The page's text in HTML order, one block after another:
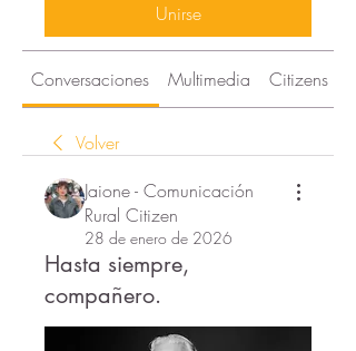
Unirse
Conversaciones Multimedia Citizens
Volver
Jaione - Comunicación
Rural Citizen
28 de enero de 2026
Hasta siempre,
compañero.